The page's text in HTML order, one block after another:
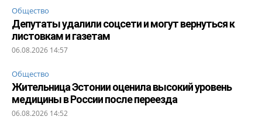
Общество
Депутаты удалили соцсети и могут вернуться к
листовкам и газетам
06.08.2026 14:57
Общество
Жительница Эстонии оценила высокий уровень
медицины в России после переезда
06.08.2026 14:52